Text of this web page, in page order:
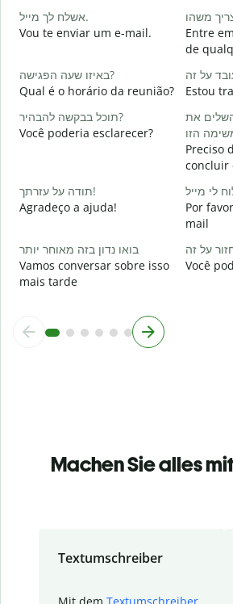
אשלח לך מייל.
Vou te enviar um e-mail.
משהו
Entre
de
באיזו שעה הפגישה?
Qual é o horário da reunião?
על זה
Estou
תוכל בבקשה להבהיר?
Você poderia esclarecer?
את
הזו
Preciso
concluir
תודה על עזרתך!
Agradeço a ajuda!
לי מייל
Por
mail
בואו נדון בזה מאוחר יותר
Vamos conversar sobre isso
mais tarde
Você
Machen Sie alles
Textumschreiber